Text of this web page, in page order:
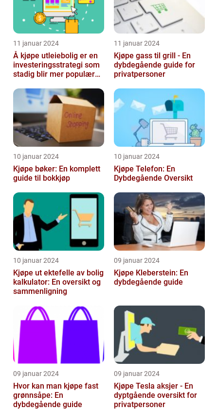
11 januar 2024
Å kjøpe utleiebolig er en
investeringsstrategi som
stadig blir mer populær
11 januar 2024
Kjøpe gass til grill - En
dybdegående guide for
privatpersoner
10 januar 2024
Kjøpe bøker: En komplett
guide til bokkjøp
10 januar 2024
Kjøpe Telefon: En
Dybdegående Oversikt
10 januar 2024
Kjøpe ut ektefelle av bolig
kalkulator: En oversikt og
sammenligning
09 januar 2024
Kjøpe Kleberstein: En
dybdegående guide
09 januar 2024
Hvor kan man kjøpe fast
grønnsåpe: En
dybdegående guide
09 januar 2024
Kjøpe Tesla aksjer - En
dyptgående oversikt for
privatpersoner